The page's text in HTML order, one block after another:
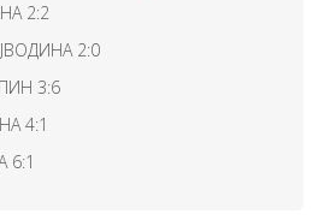
2:2
2:0
3:6
4:1
6:1